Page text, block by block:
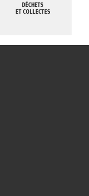
DÉCHETS
ET COLLECTES